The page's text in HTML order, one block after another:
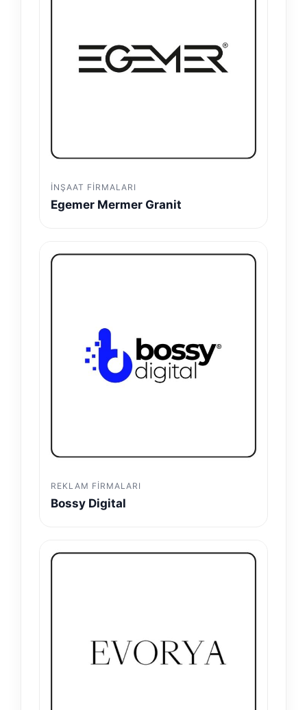
İNŞAAT FIRMALARI
Egemer Mermer Granit
REKLAM FIRMALARI
Bossy Digital